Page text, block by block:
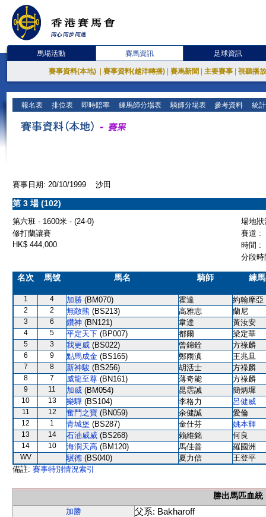
馬場活動 賽馬資訊 足球資訊
賽事資料(本地) 賽事資料(越洋轉播) 賽馬新聞 主要賽事 視聽播
報名表 排位表 即時賠率 練馬師分場表 騎師分場表 參考資料 統
賽事日期: 20/10/1999 沙田
第 3 場 (102)
第六班 - 1600米 - (24-0)
場地
修打蘭讓賽
賽道 :
HK$ 444,000
時間 :
分段
名次 馬號 馬名 騎師 練
1 4 加勝 (BM070) 霍達 約翰摩亞
2 2 無敵熊 (BS213) 高雅志 蘭尼
3 6 鑽神 (BN121) 韋達 黃汝安
4 5 平定天下 (BP007) 都爾 梁定華
5 3 我更威 (BS022) 曾錦銓 方祿麟
6 9 點馬成金 (BS165) 鄭雨滇 王兆旦
7 8 新神駿 (BS256) 胡活士 方祿麟
8 7 威龍至尊 (BN161) 薄奇能 方祿麟
9 11 加威 (BM054) 昆霑誠 簡炳墀
10 13 樂驊 (BS104) 李格力 呂健威
11 12 奮鬥之寶 (BN059) 余健誠 愛倫
12 1 青城堡 (BS287) 金仕芬 姚本輝
13 14 石油威威 (BS268) 賴維銘 何良
14 10 海濶天高 (BM120) 馬佳善 羅國洲
WV 驥德 (BS040) 夏力信
王登平
備註: 賽事特別情況索引
勝出馬匹血統
加勝
父系: Bakharoff